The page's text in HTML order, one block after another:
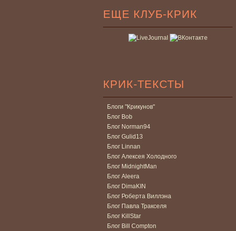
ЕЩЕ КЛУБ-КРИК
КРИК-ТЕКСТЫ
Блоги "Крикунов"
Блог Bob
Блог Norman94
Блог Gulid13
Блог Linnan
Блог Алексея Холодного
Блог MidnightMan
Блог Aleera
Блог DimaKIN
Блог Роберта Виллэна
Блог Павла Тракселя
Блог KillStar
Блог Bill Compton